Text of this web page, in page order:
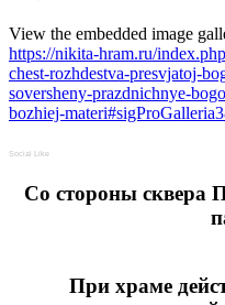
View the embedded image
https://nikita-hram.ru/
chest-rozhdestva-presvjatoj-
soversheny-prazdnichnye-
bozhiej-
Social Like
Cо стороны сквера
При храме